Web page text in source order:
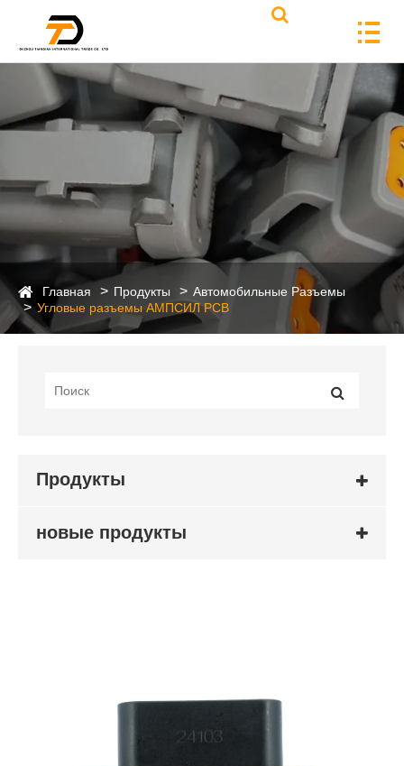
Главная Продукты
Автомобильные Разъемы
Угловые разъемы АМПСИЛ PCB
Продукты
новые продукты